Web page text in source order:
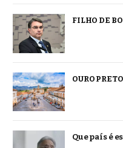
FILHO DE
OURO
Que país é